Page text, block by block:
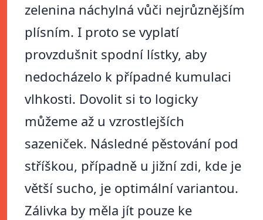
zelenina náchylná vůči nejrůznějším
plísním. I proto se vyplatí
provzdušnit spodní lístky, aby
nedocházelo k případné kumulaci
vlhkosti. Dovolit si to logicky
můžeme až u vzrostlejších
sazeniček. Následné pěstování pod
stříškou, případně u jižní zdi, kde je
větší sucho, je optimální variantou.
Zálivka by měla jít pouze ke